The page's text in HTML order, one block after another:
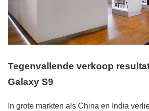
Tegenvallende verkoop
Galaxy S9
In grote markten als China en India